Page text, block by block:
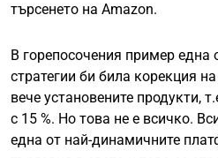
търсенето на Amazon.
В горепосочения пример една
стратегии би била корекция
вече установените продукти,
с 15 %. Но това не е всичко.
една от най-динамичните